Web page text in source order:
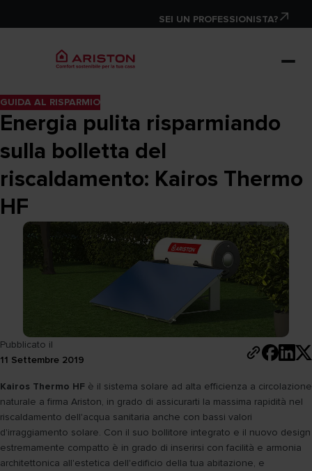
SEI UN PROFESSIONISTA?
GUIDA AL RISPARMIO
Energia pulita risparmiando
sulla bolletta del
riscaldamento: Kairos Thermo
HF
Pubblicato il
11 Settembre 2019
Kairos Thermo HF è il sistema solare ad alta efficienza a circolazione
naturale a firma Ariston, in grado di assicurarti la massima rapidità nel
riscaldamento dell'acqua sanitaria anche con bassi valori
d'irraggiamento solare. Con il suo bollitore integrato e il nuovo design
estremamente compatto è in grado di inserirsi con facilità e armonia
architettonica all'estetica dell'edificio della tua abitazione, e